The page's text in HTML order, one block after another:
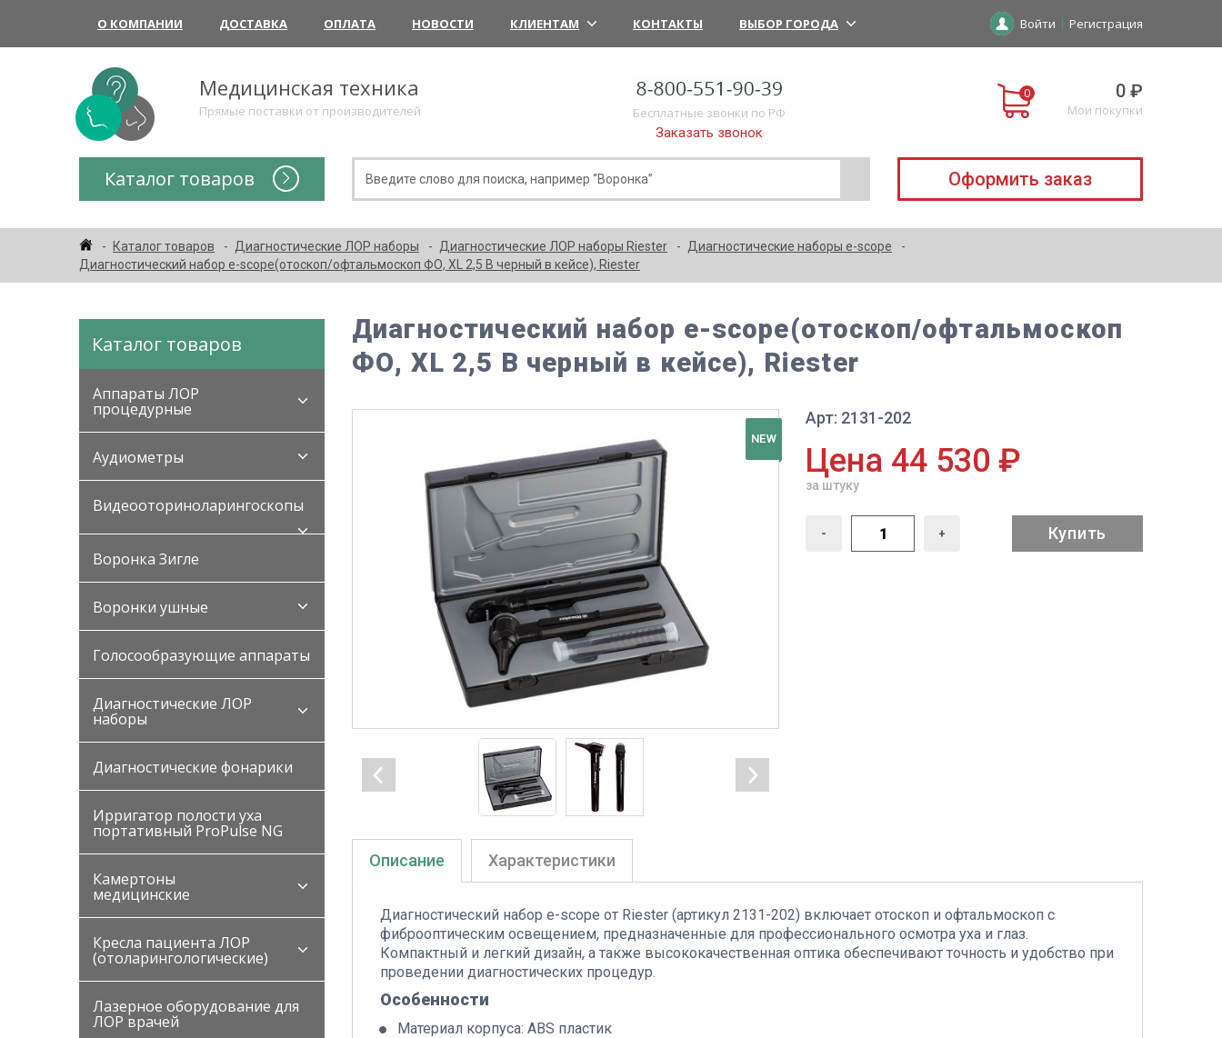
О КОМПАНИИ ДОСТАВКА ОПЛАТА НОВОСТИ КЛИЕНТАМ КОНТАКТЫ ВЫБОР ГОРОДА Войти Регистрация
Медицинская техника
Прямые поставки от производителей
Бесплатные звонки по РФ
Заказать звонок
0 ₽
Мои покупки
Каталог товаров Оформить заказ
Каталог товаров Диагностические ЛОР наборы Диагностические ЛОР наборы Riester
Диагностические наборы e-scope
Диагностический набор e-scope(отоскоп/офтальмоскоп ФО, XL 2,5 В черный в кейсе), Riester
Каталог товаров
Аппараты ЛОР
процедурные
Аудиометры
Видеооториноларингоскопы
Воронка Зигле
Воронки ушные
Голосообразующие аппараты
Диагностические ЛОР
наборы
Диагностические фонарики
Ирригатор полости уха
портативный ProPulse NG
Камертоны
медицинские
Кресла пациента ЛОР
(отоларингологические)
Лазерное оборудование для
ЛОР врачей
Диагностический набор e-scope(отоскоп/офтальмоскоп
ФО, XL 2,5 В черный в кейсе), Riester
NEW
Арт: 2131-202
Цена 44 530 ₽
за штуку
- + Купить
Описание
Диагностический набор e-scope от Riester (артикул 2131-202) включает отоскоп и офтальмоскоп с
фиброоптическим освещением, предназначенные для профессионального осмотра уха и глаз.
Компактный и легкий дизайн, а также высококачественная оптика обеспечивают точность и удобство при
проведении диагностических процедур.
Особенности
Материал корпуса: ABS пластик
Характеристики